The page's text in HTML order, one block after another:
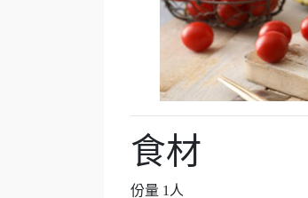
食材
份量 1人